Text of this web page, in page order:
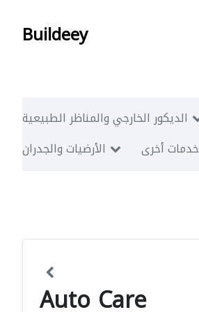
Buildeey
الديكور الخارجي والمناظر الطبيعية
الأرضيات والجدران
خدمات أخرى
Auto Care